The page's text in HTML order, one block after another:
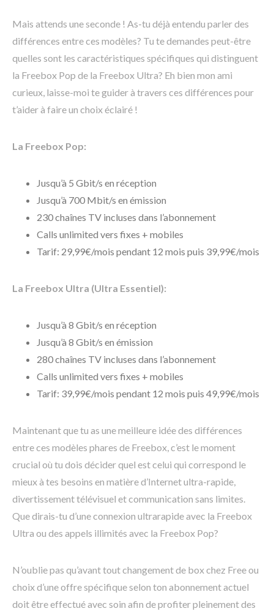
Mais attends une seconde ! As-tu déjà entendu parler des
différences entre ces modèles? Tu te demandes peut-être
quelles sont les caractéristiques spécifiques qui distinguent
la Freebox Pop de la Freebox Ultra? Eh bien mon ami
curieux, laisse-moi te guider à travers ces différences pour
t’aider à faire un choix éclairé !
La Freebox Pop:
Jusqu’à 5 Gbit/s en réception
Jusqu’à 700 Mbit/s en émission
230 chaînes TV incluses dans l’abonnement
Calls unlimited vers fixes + mobiles
Tarif: 29,99€/mois pendant 12 mois puis 39,99€/mois
La Freebox Ultra (Ultra Essentiel):
Jusqu’à 8 Gbit/s en réception
Jusqu’à 8 Gbit/s en émission
280 chaînes TV incluses dans l’abonnement
Calls unlimited vers fixes + mobiles
Tarif: 39,99€/mois pendant 12 mois puis 49,99€/mois
Maintenant que tu as une meilleure idée des différences
entre ces modèles phares de Freebox, c’est le moment
crucial où tu dois décider quel est celui qui correspond le
mieux à tes besoins en matière d’Internet ultra-rapide,
divertissement télévisuel et communication sans limites.
Que dirais-tu d’une connexion ultrarapide avec la Freebox
Ultra ou des appels illimités avec la Freebox Pop?
N’oublie pas qu’avant tout changement de box chez Free ou
choix d’une offre spécifique selon ton abonnement actuel
doit être effectué avec soin afin de profiter pleinement des